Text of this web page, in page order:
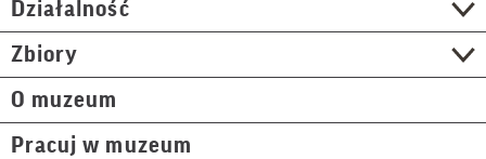
Działalność
Zbiory
O muzeum
Pracuj w muzeum